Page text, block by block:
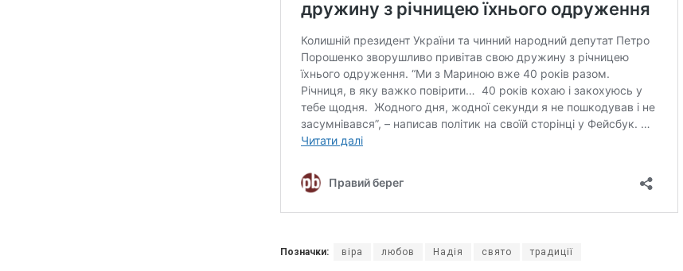
Позначки: віра любов Надія свято традиції